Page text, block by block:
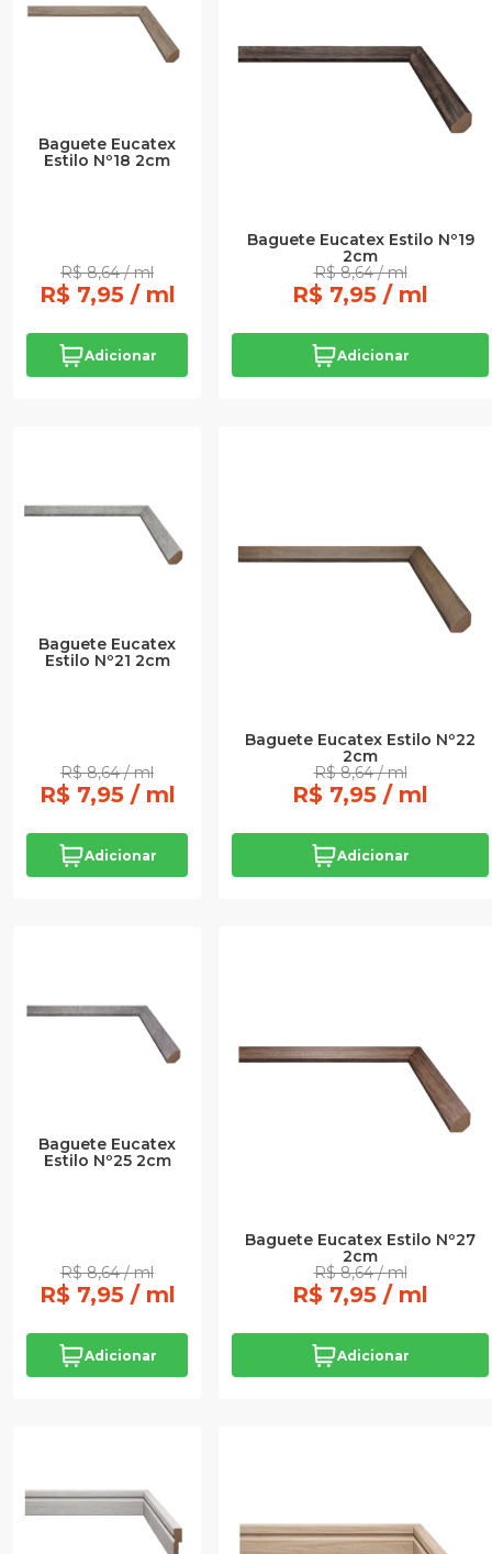
Baguete Eucatex
Estilo Nº18 2cm
R$ 8,64 / ml
R$ 7,95 / ml
Adicionar
Baguete Eucatex Estilo Nº19
2cm
R$ 8,64 / ml
R$ 7,95 / ml
Adicionar
Baguete Eucatex
Estilo Nº21 2cm
R$ 8,64 / ml
R$ 7,95 / ml
Adicionar
Baguete Eucatex Estilo Nº22
2cm
R$ 8,64 / ml
R$ 7,95 / ml
Adicionar
Baguete Eucatex
Estilo Nº25 2cm
R$ 8,64 / ml
R$ 7,95 / ml
Adicionar
Baguete Eucatex Estilo Nº27
2cm
R$ 8,64 / ml
R$ 7,95 / ml
Adicionar